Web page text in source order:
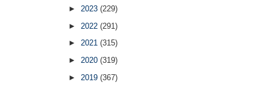
► 2023(229)
► 2022(291)
►2021(315)
►2020(319)
► 2019(367)